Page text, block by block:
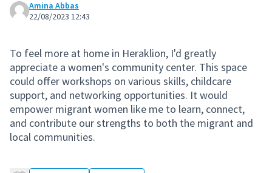
Amina Abbas
22/08/2023 12:43
To feel more at home in Heraklion, I'd greatly
appreciate a women's community center. This space
could offer workshops on various skills, childcare
support, and networking opportunities. It would
empower migrant women like me to learn, connect,
and contribute our strengths to both the migrant and
local communities.